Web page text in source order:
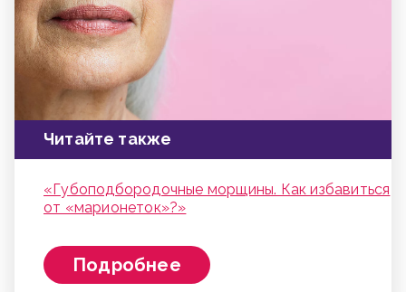
Читайте также
«Губоподбородочные морщины. Как избавиться
от «марионеток»?»
Подробнее